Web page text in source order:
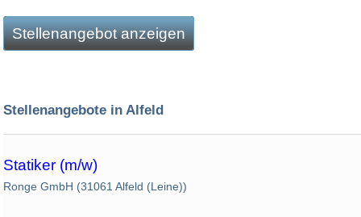
Stellenangebot anzeigen
Stellenangebote in Alfeld
Statiker (m/w)
Ronge GmbH (31061 Alfeld (Leine))